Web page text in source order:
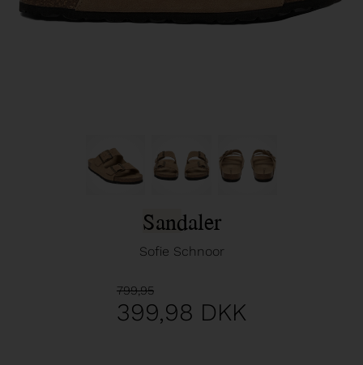
Sandaler
Sofie Schnoor
799,95
399,98 DKK